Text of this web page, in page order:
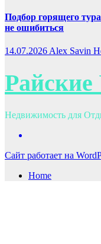
Подбор горящего
не ошибиться
14.07.2026 Alex Savin
Райские
Недвижимость для
Сайт работает на
Home